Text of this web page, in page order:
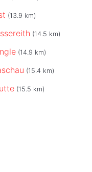
(13.9 km)
(14.5 km)
(14.9 km)
(15.4 km)
(15.5 km)